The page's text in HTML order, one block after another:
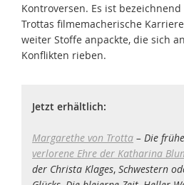
Kontroversen. Es ist
Trottas filmemacherische
weiter Stoffe anpackte, die sich
Konflikten rieben.
Jetzt erhältlich:
Margarethe von Trotta – Die
verlorene Ehre der Katharina
der Christa Klages, Schwestern